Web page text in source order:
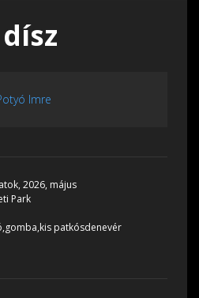
Imre
2026, május
Park
patkósdenevér